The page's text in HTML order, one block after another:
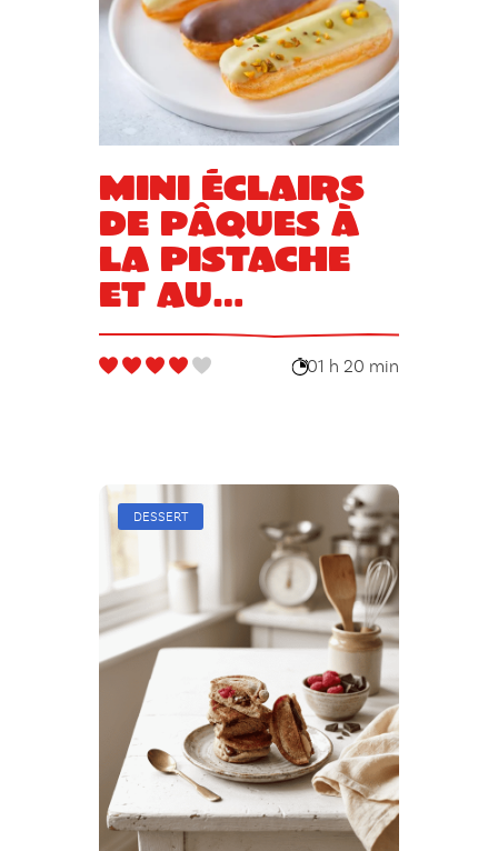
Mini éclairs
de Pâques à
la pistache
et au
chocolat
01 h 20 min
DESSERT